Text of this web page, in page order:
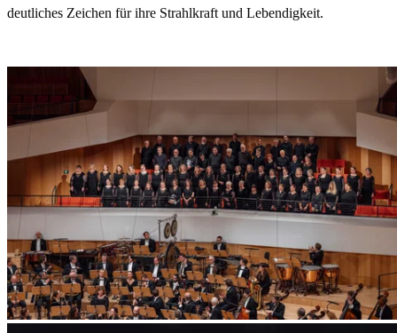
deutliches Zeichen für ihre Strahlkraft und Lebendigkeit.